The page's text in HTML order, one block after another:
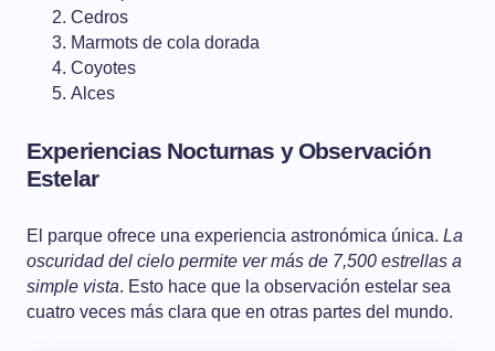
Cedros
Marmots de cola dorada
Coyotes
Alces
Experiencias Nocturnas y Observación
Estelar
El parque ofrece una experiencia astronómica única. La
oscuridad del cielo permite ver más de 7,500 estrellas a
simple vista. Esto hace que la observación estelar sea
cuatro veces más clara que en otras partes del mundo.